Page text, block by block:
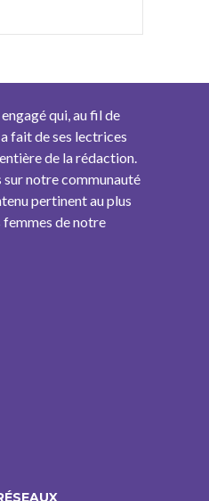
qui, au fil de
fait de ses lectrices
de la rédaction.
sur notre communauté
pertinent au plus
femmes de notre